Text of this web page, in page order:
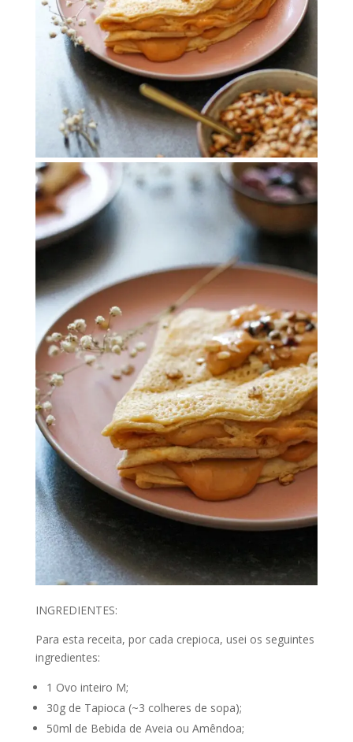
INGREDIENTES:
Para esta receita, por cada crepioca, usei os seguintes
ingredientes:
1 Ovo inteiro M;
30g de Tapioca (~3 colheres de sopa);
50ml de Bebida de Aveia ou Amêndoa;